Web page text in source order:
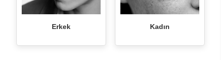
Erkek Kadın